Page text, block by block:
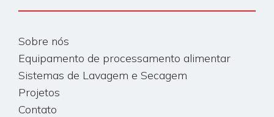
Sobre nós
Equipamento de processamento alimentar
Sistemas de Lavagem e Secagem
Projetos
Contato